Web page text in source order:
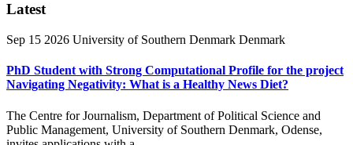
Latest
Sep 15 2026 University of Southern Denmark Denmark
PhD Student with Strong Computational Profile for the project
Navigating Negativity: What is a Healthy News Diet?
The Centre for Journalism, Department of Political Science and
Public Management, University of Southern Denmark, Odense,